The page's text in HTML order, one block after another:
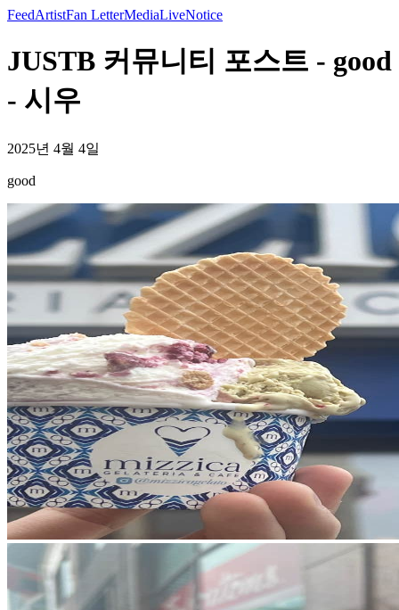
FeedArtistFan LetterMediaLiveNotice
JUSTB 커뮤니티 포스트 - good
- 시우
2025년 4월 4일
good